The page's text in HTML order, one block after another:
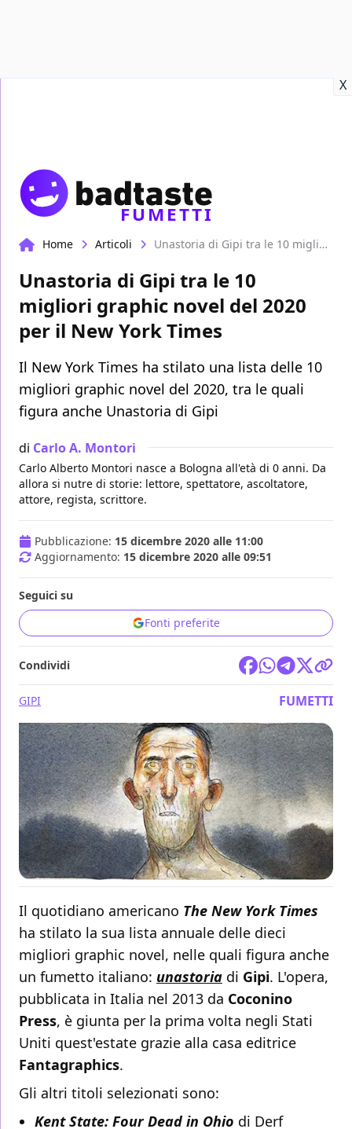
X
FUMETTI
Home Articoli Unastoria di Gipi tra le 10 migliori graphic novel del 2020 per il New York Times
Unastoria di Gipi tra le 10
migliori graphic novel del 2020
per il New York Times
Il New York Times ha stilato una lista delle 10
migliori graphic novel del 2020, tra le quali
figura anche Unastoria di Gipi
di Carlo A. Montori
Carlo Alberto Montori nasce a Bologna all'età di 0 anni. Da
allora si nutre di storie: lettore, spettatore, ascoltatore,
attore, regista, scrittore.
Pubblicazione: 15 dicembre 2020 alle 11:00
Aggiornamento: 15 dicembre 2020 alle 09:51
Seguici su
Fonti preferite
Condividi
GIPI FUMETTI
Il quotidiano americano The New York Times
ha stilato la sua lista annuale delle dieci
migliori graphic novel, nelle quali figura anche
un fumetto italiano: unastoria di Gipi. L'opera,
pubblicata in Italia nel 2013 da Coconino
Press, è giunta per la prima volta negli Stati
Uniti quest'estate grazie alla casa editrice
Fantagraphics.
Gli altri titoli selezionati sono:
Kent State: Four Dead in Ohio di Derf